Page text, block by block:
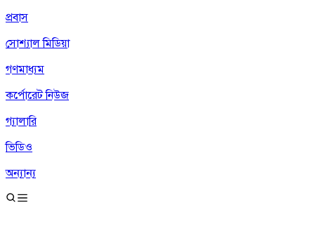
প্রবাস
সোশ্যাল মিডিয়া
গণমাধ্যম
কর্পোরেট নিউজ
গ্যালারি
ভিডিও
অন্যান্য